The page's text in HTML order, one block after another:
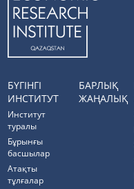
БҮГІНГІ
ИНСТИТУТ
Институт
туралы
Бұрынғы
басшылар
Атақты
тұлғалар
БАРЛЫҚ
ЖАҢАЛЫҚ